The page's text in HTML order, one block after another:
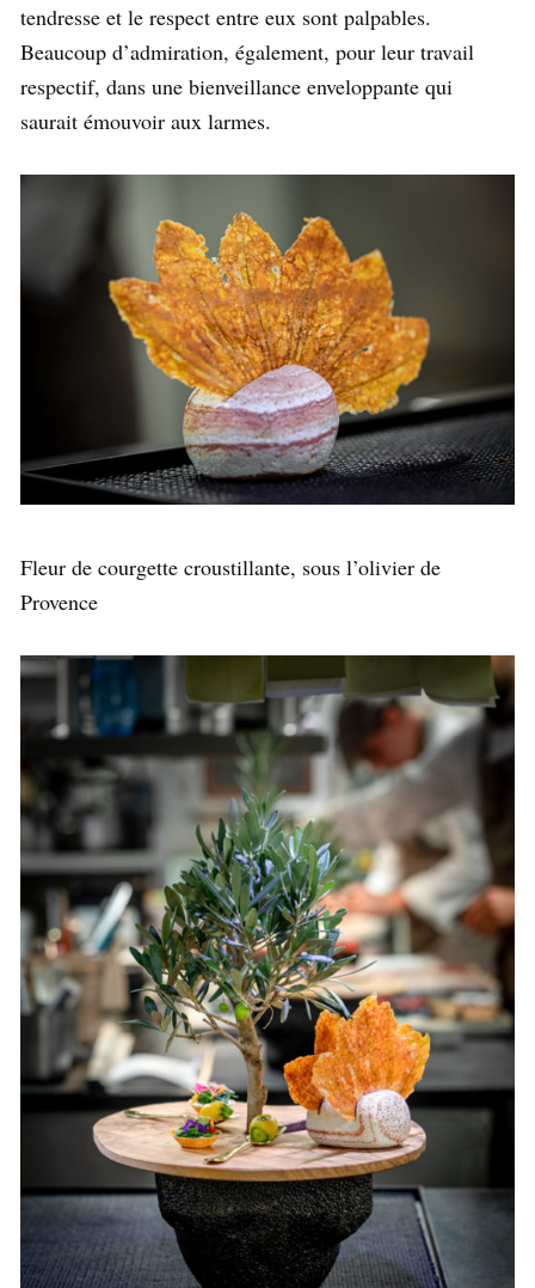
tendresse et le respect entre eux sont palpables.
Beaucoup d’admiration, également, pour leur travail
respectif, dans une bienveillance enveloppante qui
saurait émouvoir aux larmes.
Fleur de courgette croustillante, sous l’olivier de
Provence